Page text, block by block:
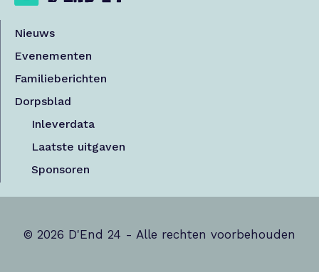
Nieuws
Evenementen
Familieberichten
Dorpsblad
Inleverdata
Laatste uitgaven
Sponsoren
© 2026 D'End 24 - Alle rechten voorbehouden